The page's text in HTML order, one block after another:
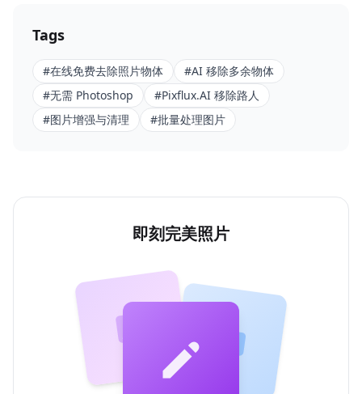
Tags
#在线免费去除照片物体 #AI 移除多余物体
#无需 Photoshop #Pixflux.AI 移除路人
#图片增强与清理 #批量处理图片
即刻完美照片